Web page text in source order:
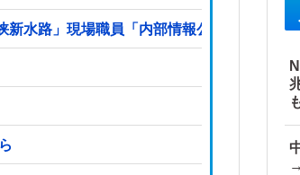
水路」現場職員「内部情報公開！（失踪